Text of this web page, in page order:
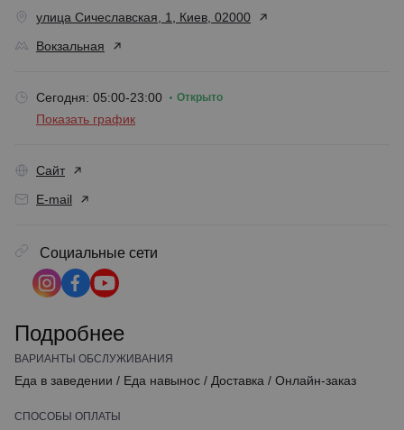
улица Сичеславская, 1, Киев, 02000
Вокзальная
Сегодня: 05:00-23:00 Открыто
Показать график
Сайт
E-mail
Социальные сети
Подробнее
ВАРИАНТЫ ОБСЛУЖИВАНИЯ
Еда в заведении / Еда навынос / Доставка / Онлайн-заказ
СПОСОБЫ ОПЛАТЫ